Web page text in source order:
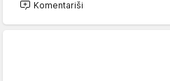
Komentariši